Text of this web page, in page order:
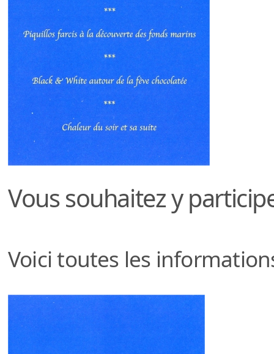
Vous souhaitez y
Voici toutes les